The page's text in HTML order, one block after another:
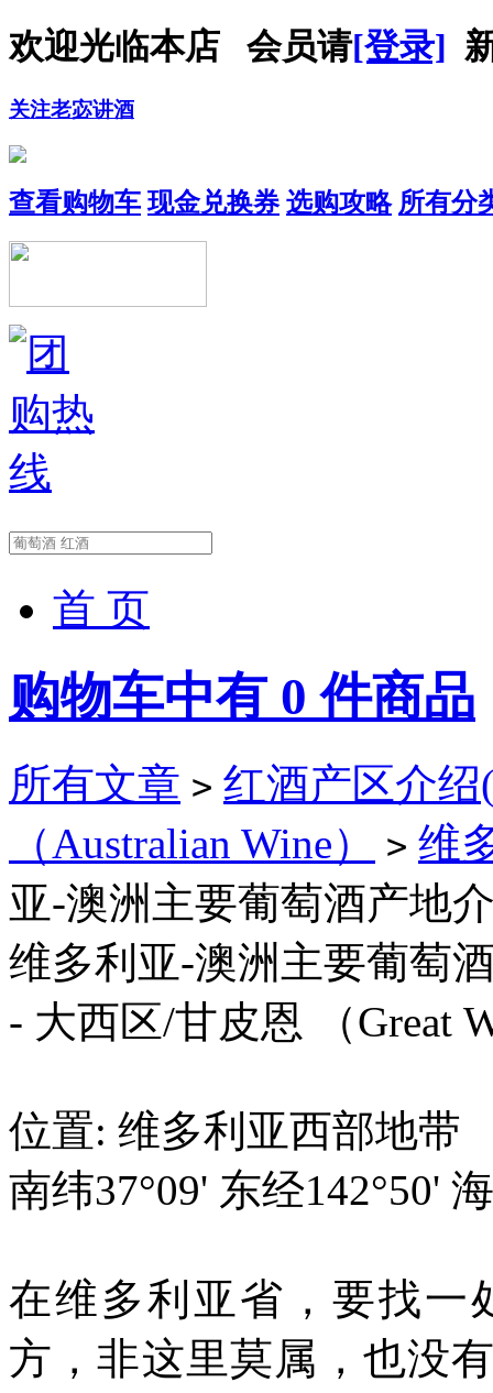
欢迎光临本店 会员请[登录]
关注老宓讲酒
查看购物车 现金兑换券 选购攻略 所有分
首 页
购物车中有 0 件商品
所有文章 > 红酒产区介绍
（Australian Wine）
> 维
亚-澳洲主要葡萄酒产地
维多利亚-澳洲主要葡萄
- 大西区/甘皮恩 （Great
位置: 维多利亚西部地带
南纬37°09' 东经142°50'
在维多利亚省，要找一
方，非这里莫属，也没